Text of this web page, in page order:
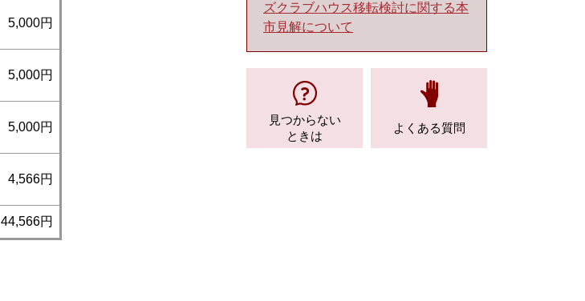
5,000円
5,000円
5,000円
4,566円
44,566円
ズクラブハウス移転検討に関する本
市見解について
見つからない
ときは
よくある質問